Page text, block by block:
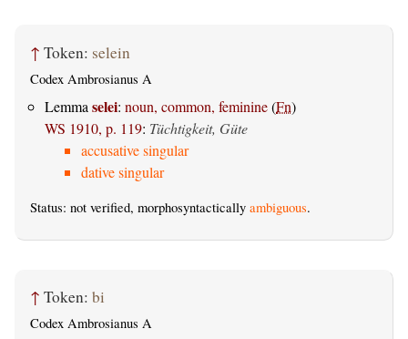
↑ Token: selein
Codex Ambrosianus A
Lemmaselei: noun, common, feminine(Fn)
WS 1910, p. 119: Tüchtigkeit, Güte
accusative singular
dative singular
Status: not verified, morphosyntactically ambiguous.
↑ Token: bi
Codex Ambrosianus A